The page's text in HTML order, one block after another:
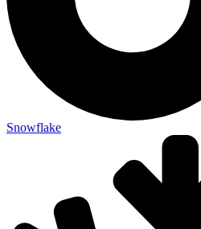
Snowflake